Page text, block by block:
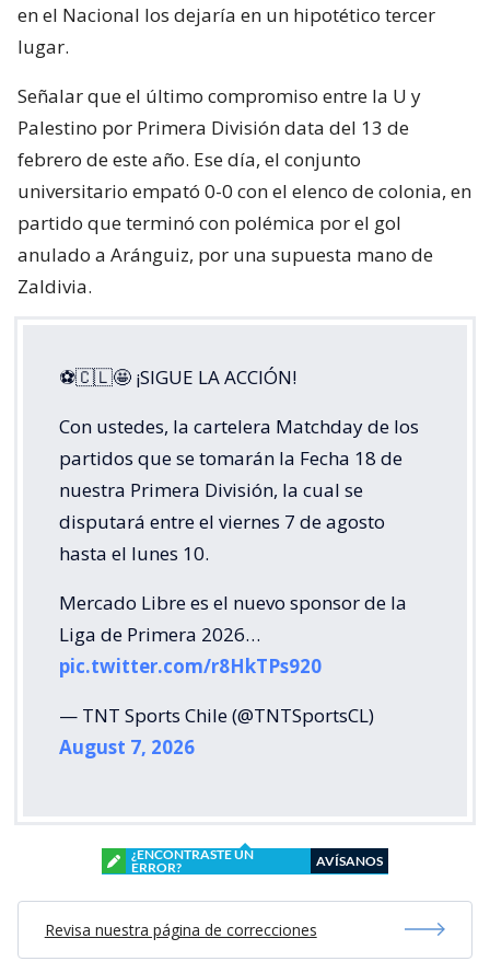
en el Nacional los dejaría en un hipotético tercer
lugar.
Señalar que el último compromiso entre la U y
Palestino por Primera División data del 13 de
febrero de este año. Ese día, el conjunto
universitario empató 0-0 con el elenco de colonia, en
partido que terminó con polémica por el gol
anulado a Aránguiz, por una supuesta mano de
Zaldivia.
⚽🇨🇱🤩 ¡SIGUE LA ACCIÓN!
Con ustedes, la cartelera Matchday de los
partidos que se tomarán la Fecha 18 de
nuestra Primera División, la cual se
disputará entre el viernes 7 de agosto
hasta el lunes 10.
Mercado Libre es el nuevo sponsor de la
Liga de Primera 2026…
pic.twitter.com/r8HkTPs920
— TNT Sports Chile (@TNTSportsCL)
August 7, 2026
¿ENCONTRASTE UN
ERROR?
AVÍSANOS
Revisa nuestra página de correcciones